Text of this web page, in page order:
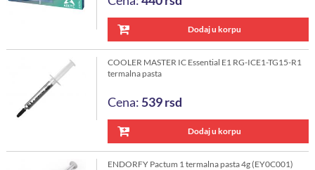
Dodaj u korpu
COOLER MASTER IC Essential E1 RG-ICE1-TG15-R1
termalna pasta
Cena: 539rsd
Dodaj u korpu
ENDORFY Pactum 1 termalna pasta 4g (EY0C001)